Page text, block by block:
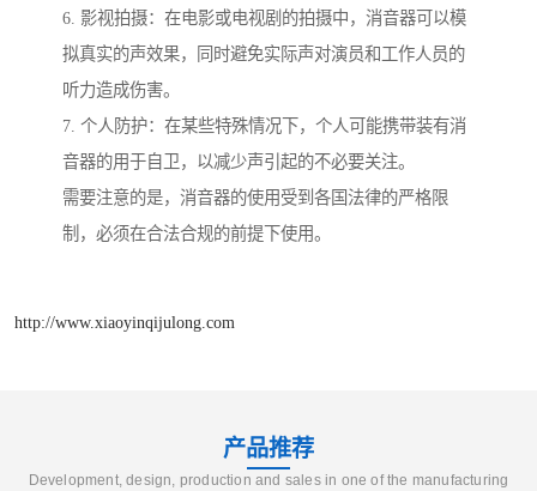
6. 影视拍摄：在电影或电视剧的拍摄中，消音器可以模
拟真实的声效果，同时避免实际声对演员和工作人员的
听力造成伤害。
7. 个人防护：在某些特殊情况下，个人可能携带装有消
音器的用于自卫，以减少声引起的不必要关注。
需要注意的是，消音器的使用受到各国法律的严格限
制，必须在合法合规的前提下使用。
http://www.xiaoyinqijulong.com
产品推荐
Development, design, production and sales in one of the manufacturing